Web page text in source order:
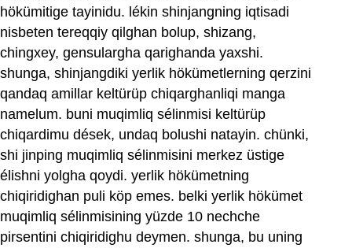
hökümitige tayinidu. lékin shinjangning iqtisadi
nisbeten tereqqiy qilghan bolup, shizang,
chingxey, gensulargha qarighanda yaxshi.
shunga, shinjangdiki yerlik hökümetlerning qerzini
qandaq amillar keltürüp chiqarghanliqi manga
namelum. buni muqimliq sélinmisi keltürüp
chiqardimu dések, undaq bolushi natayin. chünki,
shi jinping muqimliq sélinmisini merkez üstige
élishni yolgha qoydi. yerlik hökümetning
chiqiridighan puli köp emes. belki yerlik hökümet
muqimliq sélinmisining yüzde 10 nechche
pirsentini chiqiridighu deymen. shunga, bu uning